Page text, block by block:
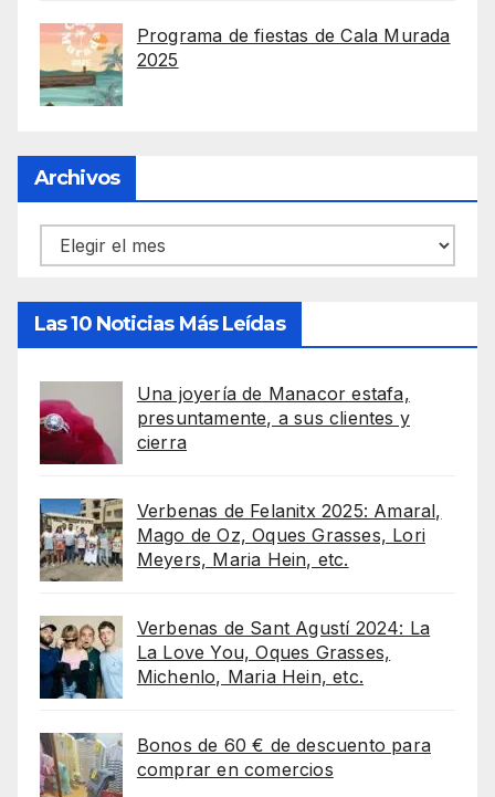
Programa de fiestas de Cala Murada
2025
Archivos
Archivos
Las 10 Noticias Más Leídas
Una joyería de Manacor estafa,
presuntamente, a sus clientes y
cierra
Verbenas de Felanitx 2025: Amaral,
Mago de Oz, Oques Grasses, Lori
Meyers, Maria Hein, etc.
Verbenas de Sant Agustí 2024: La
La Love You, Oques Grasses,
Michenlo, Maria Hein, etc.
Bonos de 60 € de descuento para
comprar en comercios